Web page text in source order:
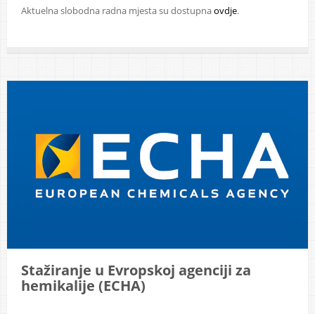
Aktuelna slobodna radna mjesta su dostupnaovdje.
Stažiranje u Evropskoj agenciji za
hemikalije (ECHA)